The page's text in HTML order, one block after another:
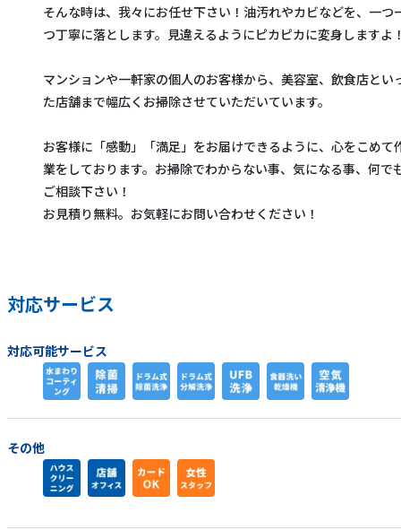
そんな時は、我々にお任せ下さい！油汚れやカビなどを、一つ
つ丁寧に落とします。見違えるようにピカピカに変身しますよ
マンションや一軒家の個人のお客様から、美容室、飲食店とい
た店舗まで幅広くお掃除させていただいています。
お客様に「感動」「満足」をお届けできるように、心をこめて
業をしております。お掃除でわからない事、気になる事、何で
ご相談下さい！
お見積り無料。お気軽にお問い合わせください！
対応サービス
対応可能サービス
その他